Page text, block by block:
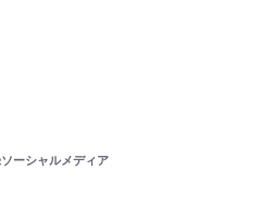
ソーシャルメディア